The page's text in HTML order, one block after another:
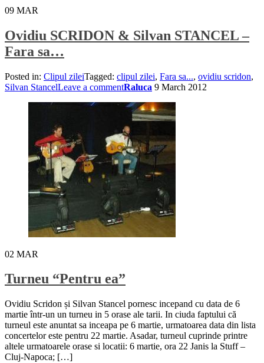
09 MAR
Ovidiu SCRIDON & Silvan STANCEL –
Fara sa…
Posted in: Clipul zileiTagged: clipul zilei, Fara sa..., ovidiu scridon,
Silvan StancelLeave a commentRaluca 9 March 2012
02 MAR
Turneu “Pentru ea”
Ovidiu Scridon și Silvan Stancel pornesc incepand cu data de 6
martie într-un un turneu in 5 orase ale tarii. In ciuda faptului că
turneul este anuntat sa inceapa pe 6 martie, urmatoarea data din lista
concertelor este pentru 22 martie. Asadar, turneul cuprinde printre
altele urmatoarele orase si locatii: 6 martie, ora 22 Janis la Stuff –
Cluj-Napoca; […]